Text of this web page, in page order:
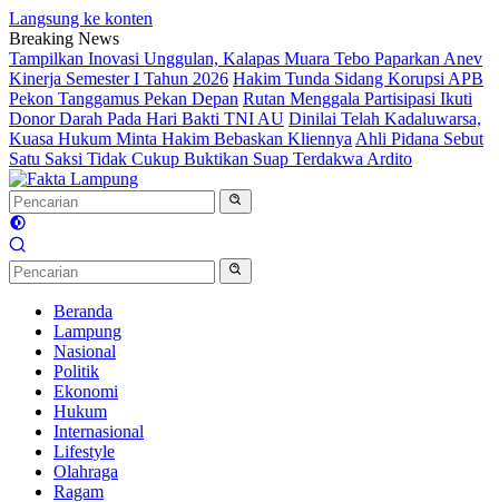
Langsung ke konten
Breaking News
Tampilkan Inovasi Unggulan, Kalapas Muara Tebo Paparkan Anev
Kinerja Semester I Tahun 2026 Hakim Tunda Sidang Korupsi APB
Pekon Tanggamus Pekan Depan Rutan Menggala Partisipasi Ikuti
Donor Darah Pada Hari Bakti TNI AU Dinilai Telah Kadaluwarsa,
Kuasa Hukum Minta Hakim Bebaskan Kliennya Ahli Pidana Sebut
Satu Saksi Tidak Cukup Buktikan Suap Terdakwa Ardito
Beranda
Lampung
Nasional
Politik
Ekonomi
Hukum
Internasional
Lifestyle
Olahraga
Ragam